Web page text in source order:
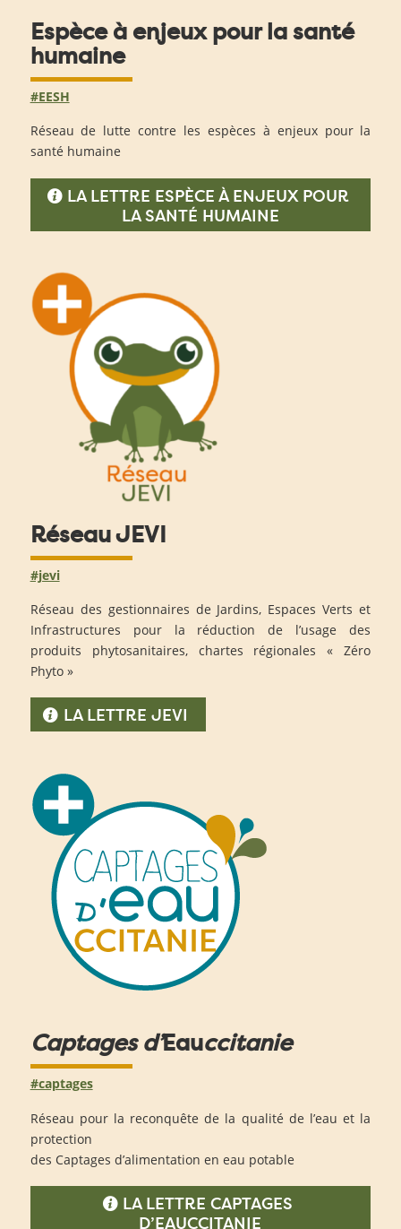
Espèce à enjeux pour la santé
humaine
#EESH
Réseau de lutte contre les espèces à enjeux pour la
santé humaine
LA LETTRE ESPÈCE À ENJEUX POUR
LA SANTÉ HUMAINE
Réseau JEVI
#jevi
Réseau des gestionnaires de Jardins, Espaces Verts et
Infrastructures pour la réduction de l’usage des
produits phytosanitaires, chartes régionales « Zéro
Phyto »
LA LETTRE JEVI
Captages d’Eauccitanie
#captages
Réseau pour la reconquête de la qualité de l’eau et la
protection
des Captages d’alimentation en eau potable
LA LETTRE CAPTAGES
D’EAUCCITANIE